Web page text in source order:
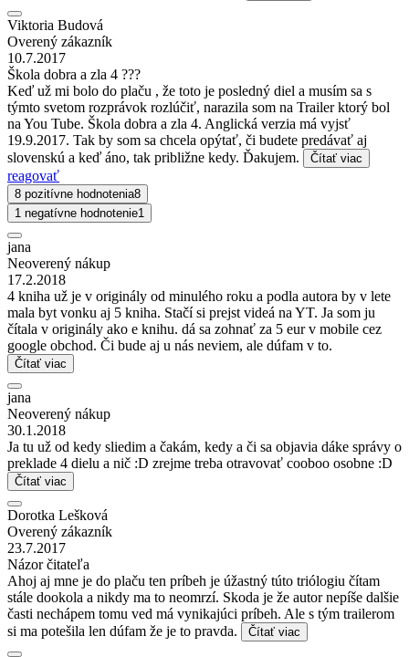
Viktoria Budová
Overený zákazník
10.7.2017
Škola dobra a zla 4 ???
Keď už mi bolo do plaču , že toto je posledný diel a musím sa s
týmto svetom rozprávok rozlúčiť, narazila som na Trailer ktorý bol
na You Tube. Škola dobra a zla 4. Anglická verzia má vyjsť
19.9.2017. Tak by som sa chcela opýtať, či budete predávať aj
slovenskú a keď áno, tak približne kedy. Ďakujem.
Čítať viac
reagovať
8 pozitívne hodnotenia8
1 negatívne hodnotenie1
jana
Neoverený nákup
17.2.2018
4 kniha už je v originály od minulého roku a podla autora by v lete
mala byt vonku aj 5 kniha. Stačí si prejst videá na YT. Ja som ju
čítala v originály ako e knihu. dá sa zohnať za 5 eur v mobile cez
google obchod. Či bude aj u nás neviem, ale dúfam v to.
Čítať viac
jana
Neoverený nákup
30.1.2018
Ja tu už od kedy sliedim a čakám, kedy a či sa objavia dáke správy o
preklade 4 dielu a nič :D zrejme treba otravovať cooboo osobne :D
Čítať viac
Dorotka Lešková
Overený zákazník
23.7.2017
Názor čitateľa
Ahoj aj mne je do plaču ten príbeh je úžastný túto triólogiu čítam
stále dookola a nikdy ma to neomrzí. Skoda je že autor nepíše dalšie
časti nechápem tomu ved má vynikajúci príbeh. Ale s tým trailerom
si ma potešila len dúfam že je to pravda.
Čítať viac